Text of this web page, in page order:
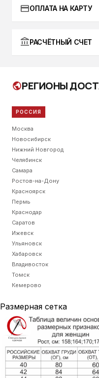
credit_cardОПЛАТА НА КАРТУ
account_balanceРАСЧЁТНЫЙ СЧЕТ
publicРЕГИОНЫ
РОССИЯ
Москва
Новосибирск
Нижний Новгород
Челябинск
Самара
Ростов-на-Дону
Красноярск
Пермь
Краснодар
Саратов
Ижевск
Ульяновск
Хабаровск
Владивосток
Томск
Кемерово
Размерная сетка